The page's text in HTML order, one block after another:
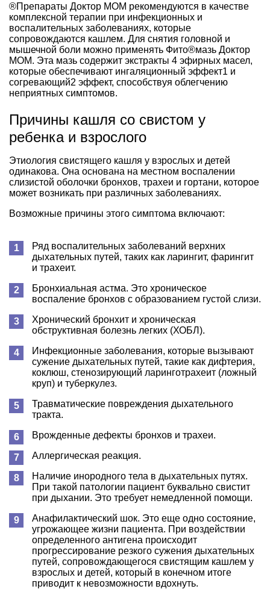
®Препараты Доктор МОМ рекомендуются в качестве
комплексной терапии при инфекционных и
воспалительных заболеваниях, которые
сопровождаются кашлем. Для снятия головной и
мышечной боли можно применять Фито®мазь Доктор
МОМ. Эта мазь содержит экстракты 4 эфирных масел,
которые обеспечивают ингаляционный эффект1 и
согревающий2 эффект, способствуя облегчению
неприятных симптомов.
Причины кашля со свистом у
ребенка и взрослого
Этиология свистящего кашля у взрослых и детей
одинакова. Она основана на местном воспалении
слизистой оболочки бронхов, трахеи и гортани, которое
может возникать при различных заболеваниях.
Возможные причины этого симптома включают:
Ряд воспалительных заболеваний верхних
дыхательных путей, таких как ларингит, фарингит
и трахеит.
Бронхиальная астма. Это хроническое
воспаление бронхов с образованием густой слизи.
Хронический бронхит и хроническая
обструктивная болезнь легких (ХОБЛ).
Инфекционные заболевания, которые вызывают
сужение дыхательных путей, такие как дифтерия,
коклюш, стенозирующий ларинготрахеит (ложный
круп) и туберкулез.
Травматические повреждения дыхательного
тракта.
Врожденные дефекты бронхов и трахеи.
Аллергическая реакция.
Наличие инородного тела в дыхательных путях.
При такой патологии пациент буквально свистит
при дыхании. Это требует немедленной помощи.
Анафилактический шок. Это еще одно состояние,
угрожающее жизни пациента. При воздействии
определенного антигена происходит
прогрессирование резкого сужения дыхательных
путей, сопровождающегося свистящим кашлем у
взрослых и детей, который в конечном итоге
приводит к невозможности вдохнуть.